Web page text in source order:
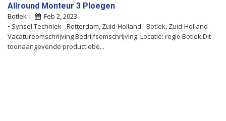
Allround Monteur 3 Ploegen
Botlek |
Feb 2, 2023
• Synsel Techniek - Rotterdam, Zuid-Holland - Botlek, Zuid-Holland -
Vacatureomschrijving Bedrijfsomschrijving: Locatie: regio Botlek Dit
toonaangevende productiebe...